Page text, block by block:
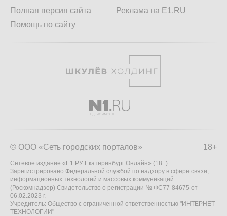
Полная версия сайта
Помощь по сайту
Реклама на E1.RU
18+
© ООО «Сеть городских порталов»
Сетевое издание «Е1.РУ Екатеринбург Онлайн» (18+)
Зарегистрировано Федеральной службой по надзору в сфере связи,
информационных технологий и массовых коммуникаций
(Роскомнадзор) Свидетельство о регистрации № ФС77-84675 от
06.02.2023 г.
Учредитель: Общество с ограниченной ответственностью "ИНТЕРНЕТ
ТЕХНОЛОГИИ"